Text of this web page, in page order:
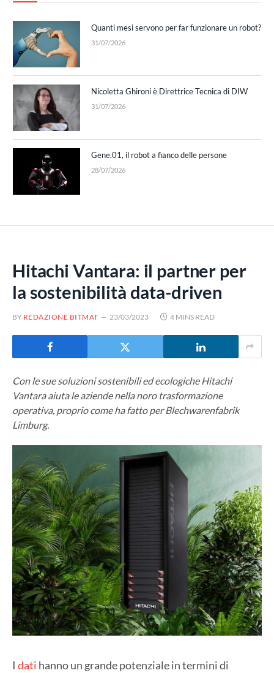
Quanti mesi servono per far funzionare un robot?
31/07/2026
Nicoletta Ghironi è Direttrice Tecnica di DIW
31/07/2026
Gene.01, il robot a fianco delle persone
28/07/2026
Hitachi Vantara: il partner per
la sostenibilità data-driven
BY REDAZIONE BITMAT 23/03/2023 4 MINS READ
Con le sue soluzioni sostenibili ed ecologiche Hitachi
Vantara aiuta le aziende nella noro trasformazione
operativa, proprio come ha fatto per Blechwarenfabrik
Limburg.
I dati hanno un grande potenziale in termini di